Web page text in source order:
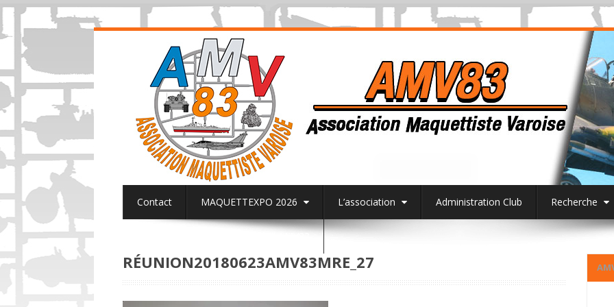
Contact MAQUETTEXPO 2026 L’association Administration Club Recherche
RÉUNION20180623AMV83MRE_27